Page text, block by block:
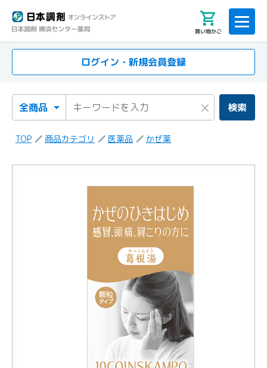
買い物かご
ログイン・新規会員登録
検索カテゴリ
検索キーワード × 検索
TOP 商品カテゴリ 医薬品 かぜ薬